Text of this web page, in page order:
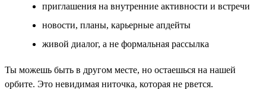
приглашения на внутренние активности и встречи
новости, планы, карьерные апдейты
живой диалог, а не формальная рассылка
Ты можешь быть в другом месте, но остаешься на нашей
орбите. Это невидимая ниточка, которая не рвется.